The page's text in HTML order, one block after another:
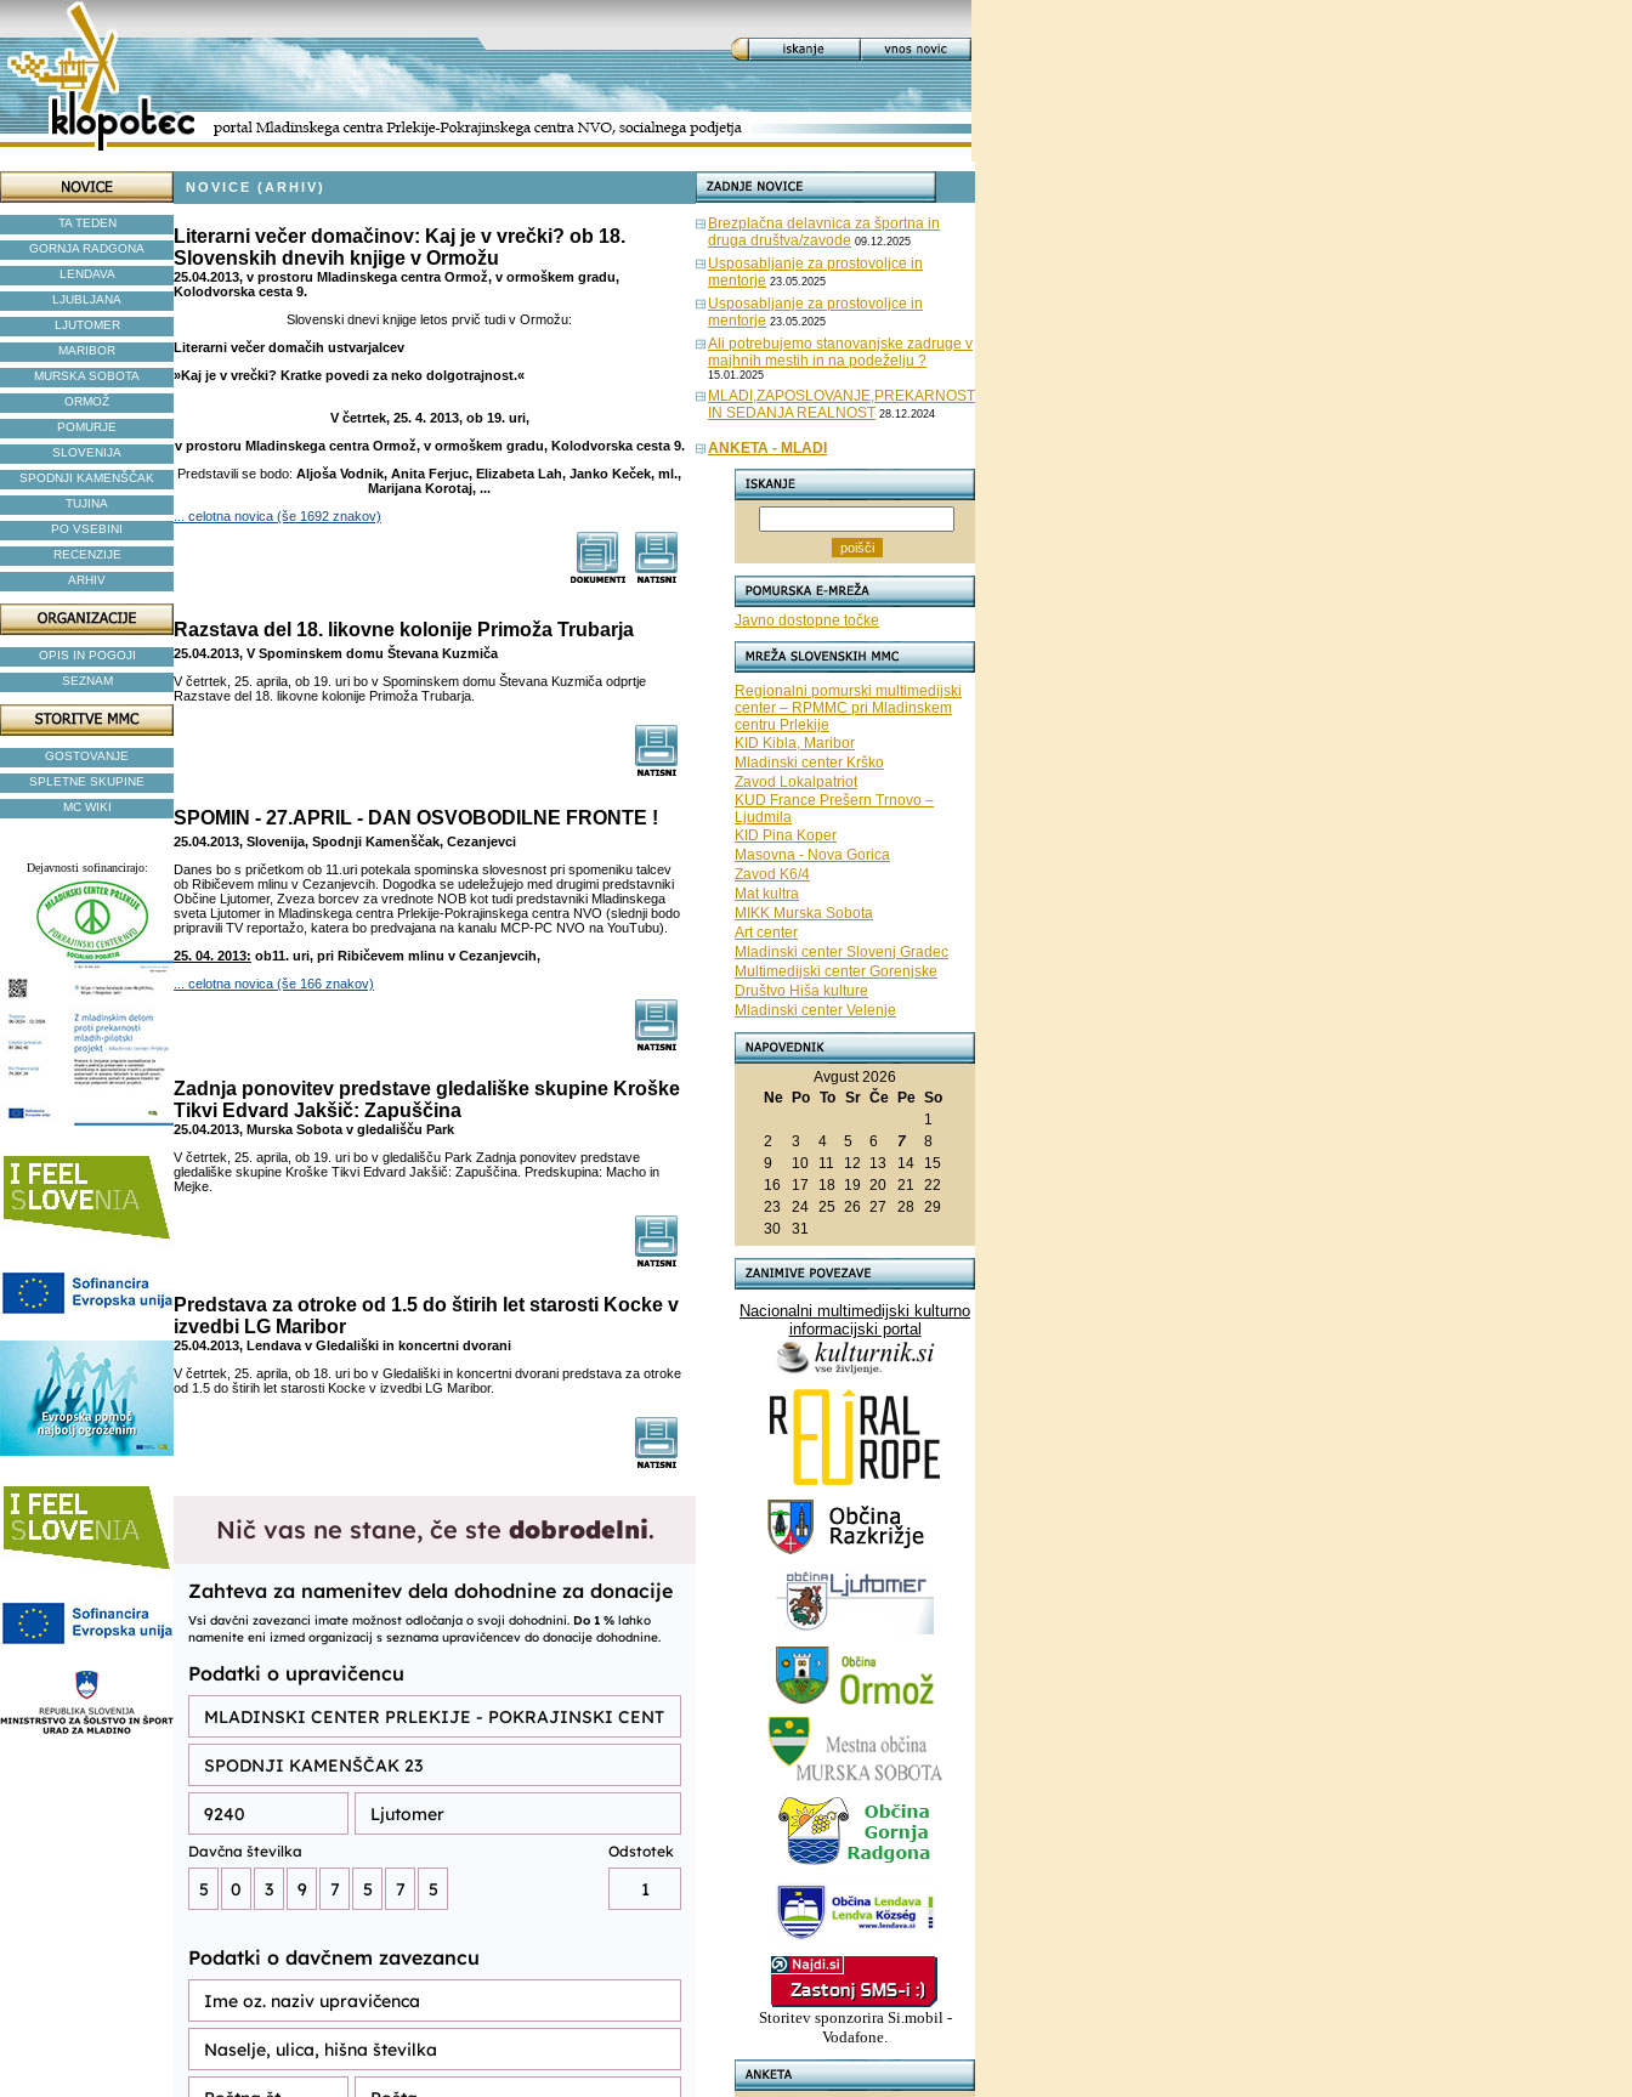
TA TEDEN
GORNJA RADGONA
LENDAVA
LJUBLJANA
LJUTOMER
MARIBOR
MURSKA SOBOTA
ORMOŽ
POMURJE
SLOVENIJA
SPODNJI KAMENŠČAK
TUJINA
PO VSEBINI
RECENZIJE
ARHIV
OPIS IN POGOJI
SEZNAM
GOSTOVANJE
SPLETNE SKUPINE
MC WIKI
Dejavnosti sofinancirajo:
NOVICE (ARHIV)
Literarni večer domačinov: Kaj je v vrečki? ob 18.
Slovenskih dnevih knjige v Ormožu
25.04.2013, v prostoru Mladinskega centra Ormož, v ormoškem gradu,
Kolodvorska cesta 9.
Slovenski dnevi knjige letos prvič tudi v Ormožu:
Literarni večer domačih ustvarjalcev
»Kaj je v vrečki? Kratke povedi za neko dolgotrajnost.«
V četrtek, 25. 4. 2013, ob 19. uri,
v prostoru Mladinskega centra Ormož, v ormoškem gradu, Kolodvorska cesta 9.
Predstavili se bodo: Aljoša Vodnik, Anita Ferjuc, Elizabeta Lah, Janko Keček, ml.,
Marijana Korotaj, ...
... celotna novica (še 1692 znakov)
Razstava del 18. likovne kolonije Primoža Trubarja
25.04.2013, V Spominskem domu Števana Kuzmiča
V četrtek, 25. aprila, ob 19. uri bo v Spominskem domu Števana Kuzmiča odprtje
Razstave del 18. likovne kolonije Primoža Trubarja.
SPOMIN - 27.APRIL - DAN OSVOBODILNE FRONTE !
25.04.2013, Slovenija, Spodnji Kamenščak, Cezanjevci
Danes bo s pričetkom ob 11.uri potekala spominska slovesnost pri spomeniku talcev
ob Ribičevem mlinu v Cezanjevcih. Dogodka se udeležujejo med drugimi predstavniki
Občine Ljutomer, Zveza borcev za vrednote NOB kot tudi predstavniki Mladinskega
sveta Ljutomer in Mladinskega centra Prlekije-Pokrajinskega centra NVO (slednji bodo
pripravili TV reportažo, katera bo predvajana na kanalu MCP-PC NVO na YouTubu).
25. 04. 2013: ob11. uri, pri Ribičevem mlinu v Cezanjevcih,
... celotna novica (še 166 znakov)
Zadnja ponovitev predstave gledališke skupine Kroške
Tikvi Edvard Jakšič: Zapuščina
25.04.2013, Murska Sobota v gledališču Park
V četrtek, 25. aprila, ob 19. uri bo v gledališču Park Zadnja ponovitev predstave
gledališke skupine Kroške Tikvi Edvard Jakšič: Zapuščina. Predskupina: Macho in
Mejke.
Predstava za otroke od 1.5 do štirih let starosti Kocke v
izvedbi LG Maribor
25.04.2013, Lendava v Gledališki in koncertni dvorani
V četrtek, 25. aprila, ob 18. uri bo v Gledališki in koncertni dvorani predstava za otroke
od 1.5 do štirih let starosti Kocke v izvedbi LG Maribor.
Brezplačna delavnica za športna in
druga društva/zavode 09.12.2025
Usposabljanje za prostovoljce in
mentorje 23.05.2025
Usposabljanje za prostovoljce in
mentorje 23.05.2025
Ali potrebujemo stanovanjske zadruge v
majhnih mestih in na podeželju ?
15.01.2025
MLADI,ZAPOSLOVANJE,PREKARNOST
IN SEDANJA REALNOST 28.12.2024
ANKETA - MLADI
Javno dostopne točke
Regionalni pomurski multimedijski
center – RPMMC pri Mladinskem
centru Prlekije
KID Kibla, Maribor
Mladinski center Krško
Zavod Lokalpatriot
KUD France Prešern Trnovo –
Ljudmila
KID Pina Koper
Masovna - Nova Gorica
Zavod K6/4
Mat kultra
MIKK Murska Sobota
Art center
Mladinski center Slovenj Gradec
Multimedijski center Gorenjske
Društvo Hiša kulture
Mladinski center Velenje
Avgust 2026
Ne
Po To Sr Če Pe So
1
2
3 4 5 6 7
8
9
10 11 12 13 14
15
16
17 18 19 20 21
22
23
24 25 26 27 28 29
30
31
Nacionalni multimedijski kulturno
informacijski portal
Storitev sponzorira Si.mobil -
Vodafone.